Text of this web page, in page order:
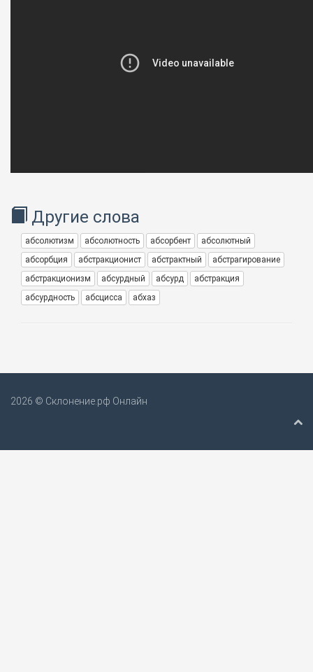
Другие слова
абсолютизм абсолютность абсорбент
абсолютный
абсорбция
абстракционист абстрактный
абстрагирование
абстракционизм
абсурдный абсурд
абстракция
абсурдность
абсцисса абхаз
2026 © Склонение.рф Онлайн